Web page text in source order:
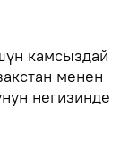
камсыздай
менен
негизинде